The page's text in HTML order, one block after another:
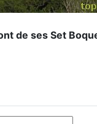
de ses Set